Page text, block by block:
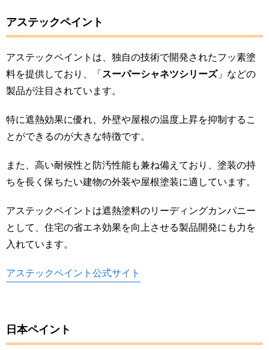
アステックペイント
アステックペイントは、独自の技術で開発されたフッ素塗
料を提供しており、「 スーパーシャネツシリーズ」などの
製品が注目されています。
特に遮熱効果に優れ、外壁や屋根の温度上昇を抑制するこ
とができるのが大きな特徴です。
また、高い耐候性と防汚性能も兼ね備えており、塗装の持
ちを長く保ちたい建物の外装や屋根塗装に適しています。
アステックペイントは遮熱塗料のリーディングカンパニー
として、住宅の省エネ効果を向上させる製品開発にも力を
入れています。
アステックペイント公式サイト
日本ペイント